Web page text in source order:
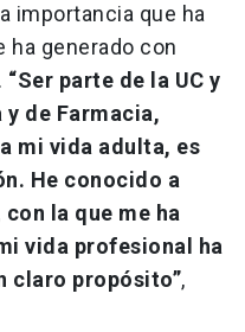
importancia que ha
ha generado con
“Ser parte de la UC y
de Farmacia,
mi vida adulta, es
He conocido a
la que me ha
vida profesional ha
claro propósito”,